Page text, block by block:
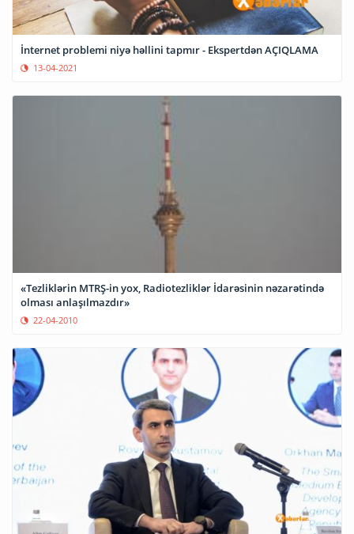
İnternet problemi niyə həllini tapmır - Ekspertdən AÇIQLAMA
13-04-2021
«Tezliklərin MTRŞ-in yox, Radiotezliklər İdarəsinin nəzarətində
olması anlaşılmazdır»
22-04-2010